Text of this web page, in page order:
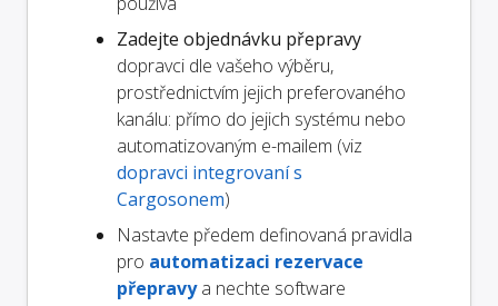
Zadejte objednávku přepravy
dopravci dle vašeho výběru,
prostřednictvím jejich preferovaného
kanálu: přímo do jejich systému nebo
automatizovaným e-mailem (viz
dopravci integrovaní s
Cargosonem)
Nastavte předem definovaná pravidla
pro automatizaci rezervace
přepravya nechte software